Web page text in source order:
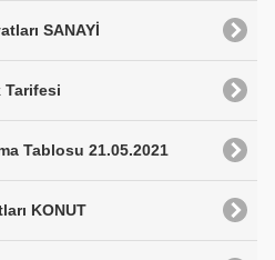
SANAYİ
Tarifesi
Tablosu 21.05.2021
KONUT